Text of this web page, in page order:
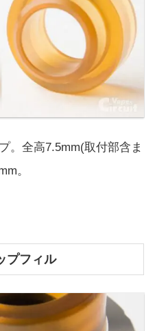
。全高7.5mm(取付部含ま
。
プフィル